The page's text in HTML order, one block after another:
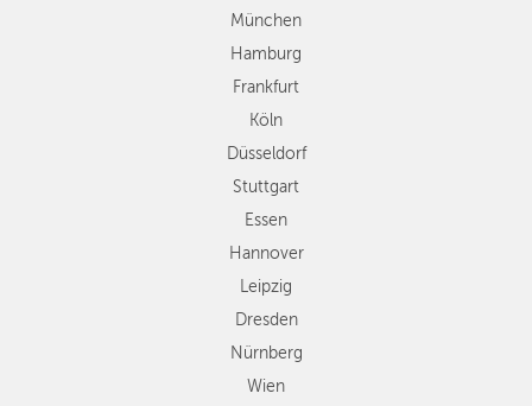
Stuttgart
Essen
Dresden
Nürnberg
Wien
Zürich
Andere
Regionen
München
Hamburg
Frankfurt
Köln
Düsseldorf
Stuttgart
Essen
Hannover
Leipzig
Dresden
Nürnberg
Wien